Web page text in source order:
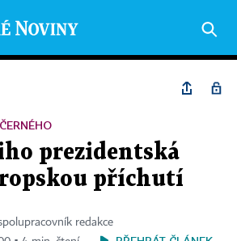
prezidentská
příchutí
redakce